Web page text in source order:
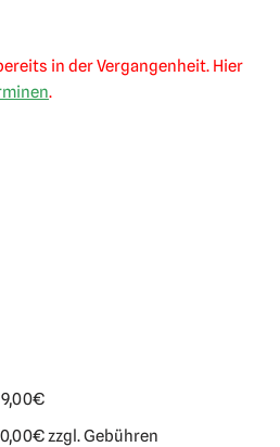
in der Vergangenheit. Hier
.
9,00€
zzgl. Gebühren